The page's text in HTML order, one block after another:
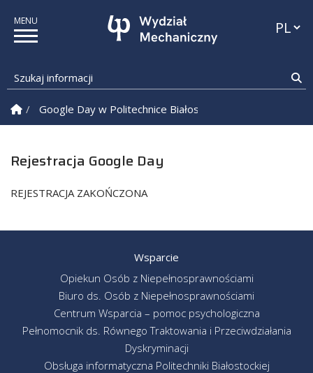
Szukaj informacji
Strona Główna
Google Day w Politechnice Białostockiej!
Rejestracja Google Day
REJESTRACJA ZAKOŃCZONA
Wsparcie
Opiekun Osób z Niepełnosprawnościami
Biuro ds. Osób z Niepełnosprawnościami
Centrum Wsparcia – pomoc psychologiczna
Pełnomocnik ds. Równego Traktowania i Przeciwdziałania
Dyskryminacji
Obsługa informatyczna Politechniki Białostockiej